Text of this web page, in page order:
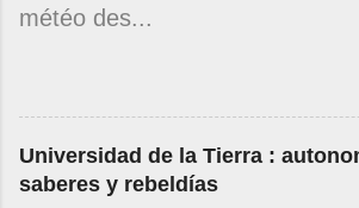
météo des...
Universidad de la Tierra :
saberes y rebeldías